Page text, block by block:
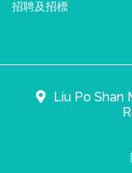
招聘及招標
Liu Po Shan